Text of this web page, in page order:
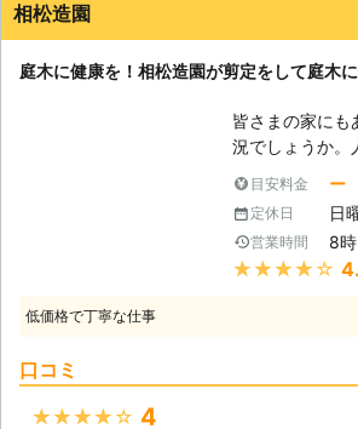
りませんし、風
す。どちらも木
除しないといけ
はこうした木の
であり、大切な
からこそ確か
ないといけませ
技術があるので
相松造園
庭木に健康を！相松造園が剪定をして庭木に
皆さまの家にも
況でしょうか。
た目も機能も素
対に全く手を入
ども多く、綺麗
えなくなってい
目安料金 ー
定休日 日
営業時間 8
★★★★★
低価格で丁寧な仕事
口コミ
★★★★★ 4